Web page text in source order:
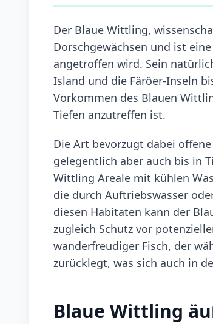
Der Blaue Wittling,
Dorschgewächsen und ist
angetroffen wird. Sein
Island und die Färöer-Inseln
Vorkommen des Blauen
Tiefen anzutreffen ist.
Die Art bevorzugt dabei
gelegentlich aber auch bis in
Wittling Areale mit kühlen
die durch Auftriebswasser
diesen Habitaten kann der
zugleich Schutz vor
wanderfreudiger Fisch, der
zurücklegt, was sich auch in
Blaue Wittling